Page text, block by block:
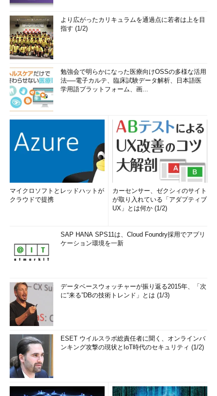
より広がったカリキュラムを通過点に若者は上を目
指す (1/2)
勉強会で明らかになった医療向けOSSの多様な活用
法──電子カルテ、臨床試験データ解析、日本語医
学用語プラットフォーム、画...
マイクロソフトとレッドハットが
クラウドで提携
カーセンサー、ゼクシィのサイト
が取り入れている「アダプティブ
UX」とは何か (1/2)
SAP HANA SPS11は、Cloud Foundry採用でアプリ
ケーション環境を一新
データベースウォッチャーが振り返る2015年、「次
に“来る”DBの技術トレンド」とは (1/3)
ESET ウイルスラボ総責任者に聞く、オンラインバ
ンキング攻撃の現状とIoT時代のセキュリティ (1/2)